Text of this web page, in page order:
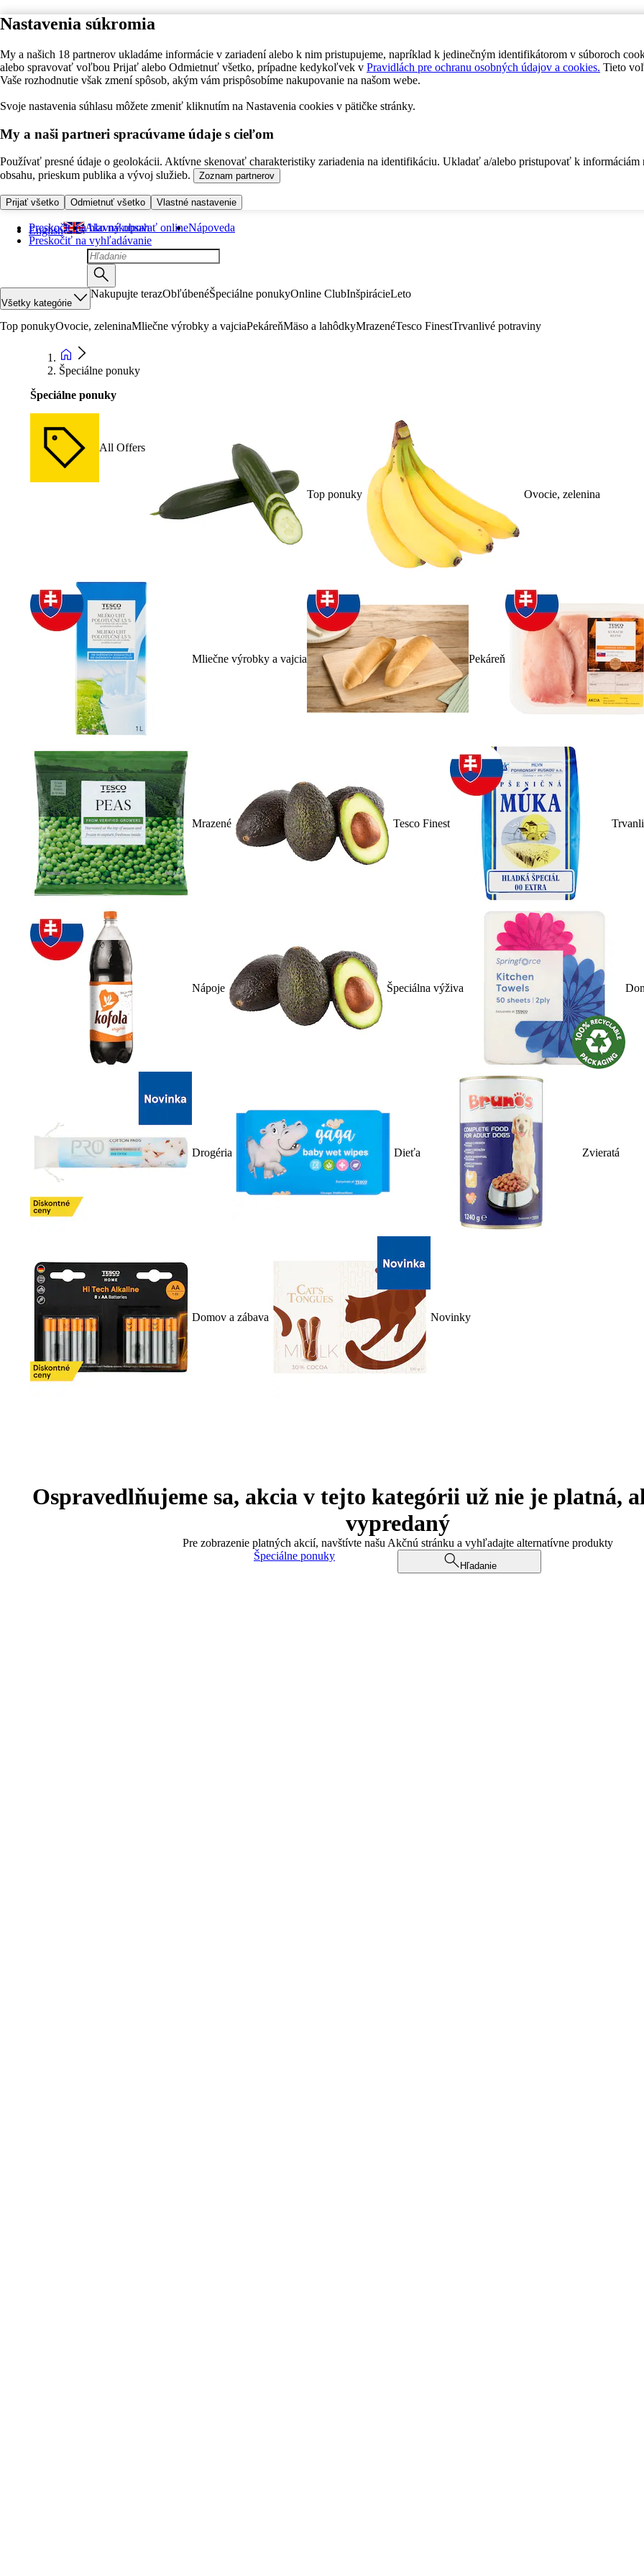
Nastavenia súkromia
My a našich 18 partnerov ukladáme informácie v zariadení alebo k nim pristupujeme, napríklad k jedinečným identifikátorom v súboroch
alebo spravovať voľbou Prijať alebo Odmietnuť všetko, prípadne kedykoľvek v Pravidlách pre ochranu osobných údajov a cookies. Tieto
Vaše rozhodnutie však zmení spôsob, akým vám prispôsobíme nakupovanie na našom webe.
Svoje nastavenia súhlasu môžete zmeniť kliknutím na Nastavenia cookies v pätičke stránky.
My a naši partneri spracúvame údaje s cieľom
Používať presné údaje o geolokácii. Aktívne skenovať charakteristiky zariadenia na identifikáciu. Ukladať a/alebo pristupovať k informáciám
obsahu, prieskum publika a vývoj služieb.
Zoznam partnerov
Prijať všetko Odmietnuť všetko Vlastné nastavenie
Preskočiť na hlavný obsah
Preskočiť na vyhľadávanie
English Ako nakupovať onlineNápoveda
Všetky kategórie
Nakupujte terazObľúbenéŠpeciálne ponukyOnline ClubInšpirácieLeto
Top ponukyOvocie, zeleninaMliečne výrobky a vajciaPekáreňMäso a lahôdkyMrazenéTesco FinestTrvanlivé potraviny
Špeciálne ponuky
Špeciálne ponuky
All Offers
Top ponuky Ovocie, zelenina
Mliečne výrobky a vajcia Pekáreň
Mrazené Tesco Finest
Nápoje Špeciálna výživa
Drogéria Dieťa Zvieratá
Domov a zábava Novinky
Ospravedlňujeme sa, akcia v tejto kategórii už nie je platná,
vypredaný
Pre zobrazenie platných akcií, navštívte našu Akčnú stránku a vyhľadajte alternatívne produkty
Špeciálne ponuky
Hľadanie